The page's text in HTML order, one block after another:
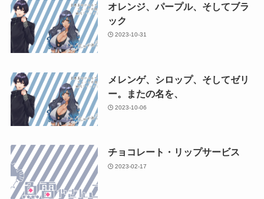
オレンジ、パープル、そしてブラ
ック
2023-10-31
メレンゲ、シロップ、そしてゼリ
ー。またの名を、
2023-10-06
チョコレート・リップサービス
2023-02-17